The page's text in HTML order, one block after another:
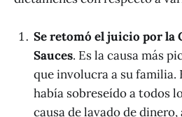
Se retomó el juicio por la
Sauces. Es la causa más
que involucra a su familia.
había sobreseído a todos
causa de lavado de dinero,